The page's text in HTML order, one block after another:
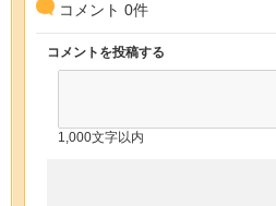
コメント 0件
コメントを投稿する
1,000文字以内